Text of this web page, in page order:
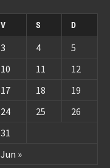
V S D
Jun »
3 4
5
10 11
12
17 18
19
24 25
26
31